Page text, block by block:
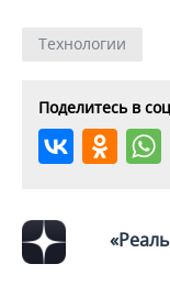
Технологии
Поделитесь в